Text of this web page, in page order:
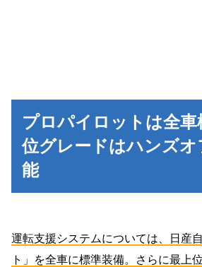
プロパイロットは全車
位グレードはハンズオ
能
運転支援システムについては、日産
ト」を全車に標準装備。さらに最上